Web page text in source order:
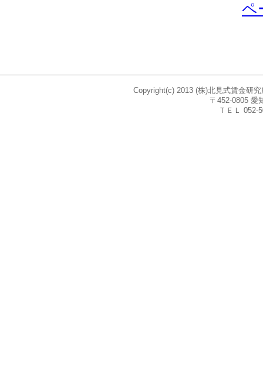
ペ
Copyright(c) 2013 (株)北見式賃金研
〒452-0805 愛
ＴＥＬ 052-